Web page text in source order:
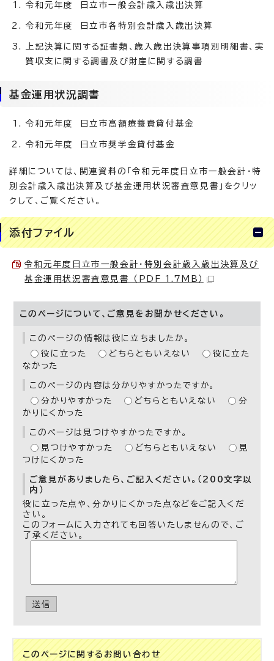
令和元年度 日立市一般会計歳入歳出決算
令和元年度 日立市各特別会計歳入歳出決算
上記決算に関する証書類、歳入歳出決算事項別明細書、実
質収支に関する調書及び財産に関する調書
基金運用状況調書
令和元年度 日立市高額療養費貸付基金
令和元年度 日立市奨学金貸付基金
詳細については、関連資料の「令和元年度日立市一般会計・特
別会計歳入歳出決算及び基金運用状況審査意見書」をクリッ
クして、ご覧ください。
添付ファイル
令和元年度日立市一般会計・特別会計歳入歳出決算及び
基金運用状況審査意見書 （PDF 1.7MB）
このページについて、ご意見をお聞かせください。
このページの情報は役に立ちましたか。
役に立った
どちらともいえない
役に立た
なかった
このページの内容は分かりやすかったですか。
分かりやすかった
どちらともいえない
分
かりにくかった
このページは見つけやすかったですか。
見つけやすかった
どちらともいえない
見
つけにくかった
ご意見がありましたら、ご記入ください。（200文字以
内）
役に立った点や、分かりにくかった点などをご記入くだ
さい。
このフォームに入力されても回答いたしませんので、ご
了承ください。
送信
このページに関する お問い合わせ